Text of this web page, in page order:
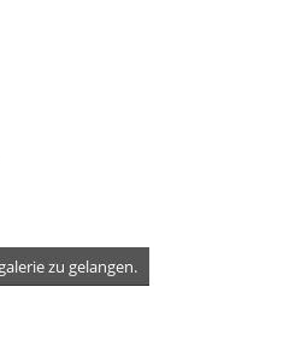
zu gelangen.